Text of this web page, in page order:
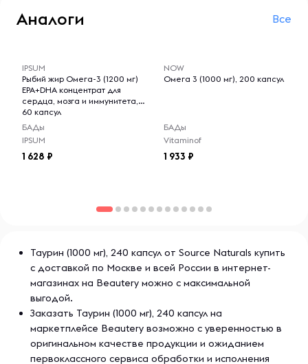
месте. Избегайте приема при
индивидуальной непереносимости
компонентов. Производитель не
вред, причиненный в результате
ненадлежащего использования или
хранения продукта.
Аналоги Все
IPSUM
Рыбий жир Омега-3 (1200 мг)
EPA+DHA концентрат для
сердца, мозга и иммунитета,
60 капсул
БАДы
IPSUM
1 628
NOW
Омега 3 (1000 мг), 200 капсул
БАДы
Vitaminof
1 933
Таурин (1000 мг), 240 капсул от Source Naturals купить
с доставкой по Москве и всей России в интернет-
магазинах на Beautery можно с максимальной
выгодой.
Заказать Таурин (1000 мг), 240 капсул на
маркетплейсе Beautery возможно с уверенностью в
оригинальном качестве продукции и ожиданием
первоклассного сервиса обработки и исполнения